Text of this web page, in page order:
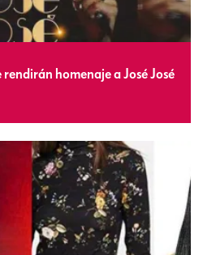
rendirán homenaje a José José